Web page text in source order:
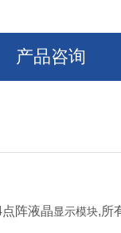
产品咨询
阵液晶显示模块,所